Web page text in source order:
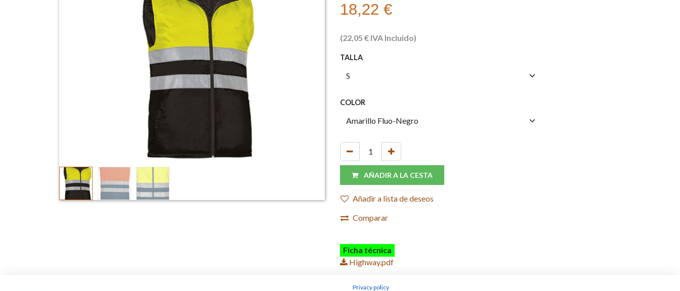
18,22 €
(22,05 € IVA Incluido)
TALLA
COLOR
AÑADIR A LA CESTA
Añadir a lista de deseos
Comparar
Ficha técnica
Highway.pdf
Privacy policy